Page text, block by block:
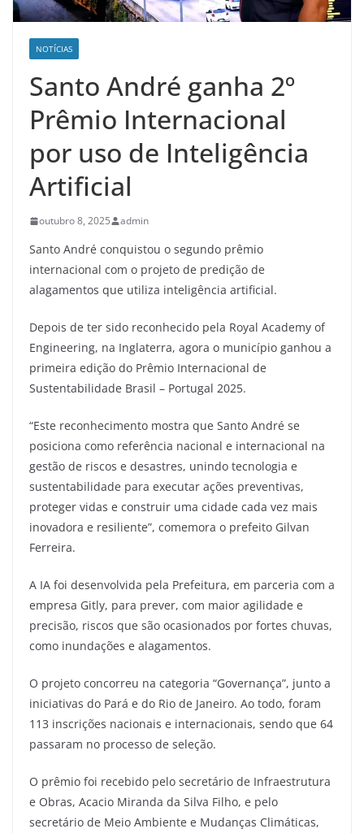
NOTÍCIAS
Santo André ganha 2º
Prêmio Internacional
por uso de Inteligência
Artificial
outubro 8, 2025 admin
Santo André conquistou o segundo prêmio
internacional com o projeto de predição de
alagamentos que utiliza inteligência artificial.
Depois de ter sido reconhecido pela Royal Academy of
Engineering, na Inglaterra, agora o município ganhou a
primeira edição do Prêmio Internacional de
Sustentabilidade Brasil – Portugal 2025.
“Este reconhecimento mostra que Santo André se
posiciona como referência nacional e internacional na
gestão de riscos e desastres, unindo tecnologia e
sustentabilidade para executar ações preventivas,
proteger vidas e construir uma cidade cada vez mais
inovadora e resiliente”, comemora o prefeito Gilvan
Ferreira.
A IA foi desenvolvida pela Prefeitura, em parceria com a
empresa Gitly, para prever, com maior agilidade e
precisão, riscos que são ocasionados por fortes chuvas,
como inundações e alagamentos.
O projeto concorreu na categoria “Governança”, junto a
iniciativas do Pará e do Rio de Janeiro. Ao todo, foram
113 inscrições nacionais e internacionais, sendo que 64
passaram no processo de seleção.
O prêmio foi recebido pelo secretário de Infraestrutura
e Obras, Acacio Miranda da Silva Filho, e pelo
secretário de Meio Ambiente e Mudanças Climáticas,